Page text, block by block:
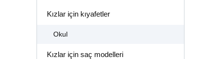
Kızlar için kıyafetler
Okul
Kızlar için saç modelleri